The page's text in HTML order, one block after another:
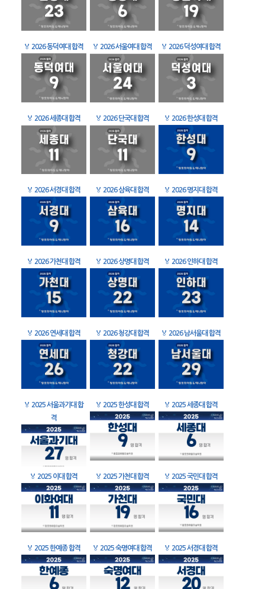
🏅 2026 동덕여대 합격 🏅 2026 서울여대 합격 🏅 2026 덕성여대 합격
🏅 2026 세종대 합격 🏅 2026 단국대 합격 🏅 2026 한성대 합격
🏅 2026 서경대 합격 🏅 2026 삼육대 합격 🏅 2026 명지대 합격
🏅 2026 가천대 합격 🏅 2026 상명대 합격 🏅 2026 인하대 합격
🏅 2026 연세대 합격 🏅 2026 청강대 합격 🏅 2026 남서울대 합격
🏅 2025 서울과기대 합
격
🏅 2025 한성대 합격 🏅 2025 세종대 합격
🏅 2025 이대 합격 🏅 2025 가천대 합격 🏅 2025 국민대 합격
🏅 2025 한예종 합격 🏅 2025 숙명여대 합격 🏅 2025 서경대 합격